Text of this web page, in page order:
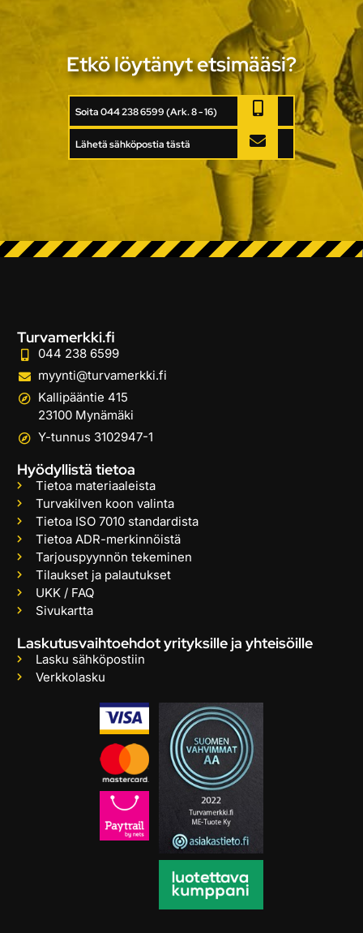
Etkö löytänyt etsimääsi?
Soita 044 238 6599 (Ark. 8 - 16)
Lähetä sähköpostia tästä
Turvamerkki.fi
044 238 6599
myynti@turvamerkki.fi
Kallipääntie 415
23100 Mynämäki
Y-tunnus 3102947-1
Hyödyllistä tietoa
Tietoa materiaaleista
Turvakilven koon valinta
Tietoa ISO 7010 standardista
Tietoa ADR-merkinnöistä
Tarjouspyynnön tekeminen
Tilaukset ja palautukset
UKK / FAQ
Sivukartta
Laskutusvaihtoehdot yrityksille ja yhteisöille
Lasku sähköpostiin
Verkkolasku